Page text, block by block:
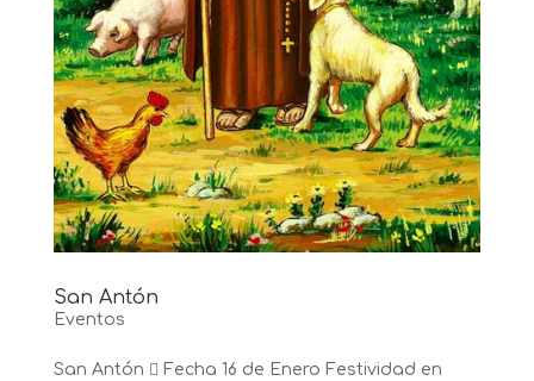
San Antón
Eventos
San Antón  Fecha 16 de Enero Festividad en